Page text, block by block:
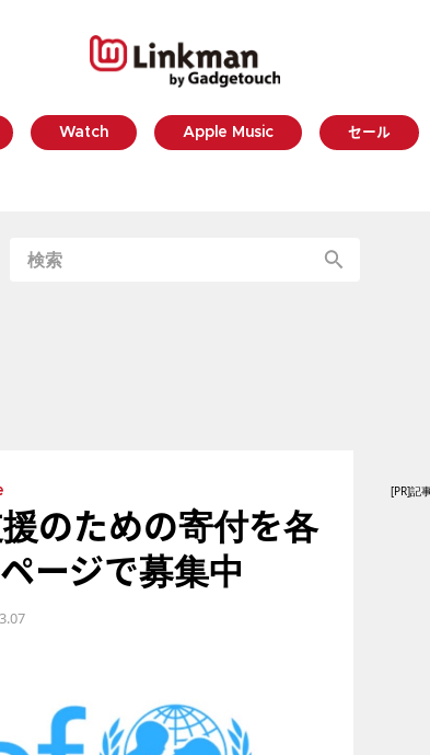
Watch Apple Music セール
のための寄付を各
ージで募集中
[PR]記